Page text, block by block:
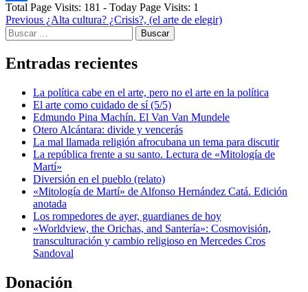
Compartir
Total Page Visits: 181 - Today Page Visits: 1
Post
navigation
Previous ¿Alta cultura? ¿Crisis?, (el arte de elegir)
Buscar:
Entradas recientes
La política cabe en el arte, pero no el arte en la política
El arte como cuidado de sí (5/5)
Edmundo Pina Machín. El Van Van Mundele
Otero Alcántara: divide y vencerás
La mal llamada religión afrocubana un tema para discutir
La república frente a su santo. Lectura de «Mitología de
Martí»
Diversión en el pueblo (relato)
«Mitología de Martí» de Alfonso Hernández Catá. Edición
anotada
Los rompedores de ayer, guardianes de hoy
«Worldview, the Orichas, and Santería»: Cosmovisión,
transculturación y cambio religioso en Mercedes Cros
Sandoval
Donación